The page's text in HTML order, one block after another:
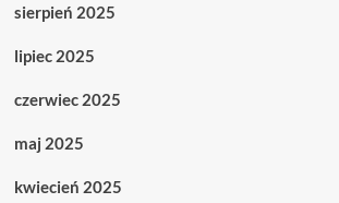
sierpień 2025
lipiec 2025
czerwiec 2025
maj 2025
kwiecień 2025